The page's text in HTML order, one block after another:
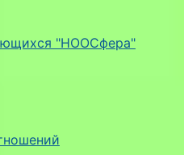
"НООСфера"